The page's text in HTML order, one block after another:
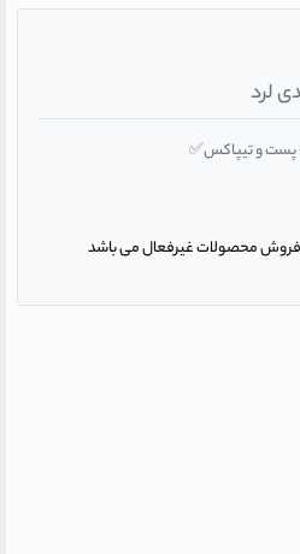
لرد
پست و تیپاکس✅
محصولات غیرفعال می باشد